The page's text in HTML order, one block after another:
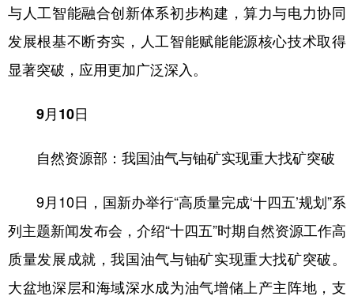
新疆 内蒙古 黑龙江
English Español Français عربى
Русский язык 日本語 한국어
与人工智能融合创新体系初步构建，算力与电力协同
发展根基不断夯实，人工智能赋能能源核心技术取得
显著突破，应用更加广泛深入。
9月10日
自然资源部：我国油气与铀矿实现重大找矿突破
9月10日，国新办举行“高质量完成‘十四五’规划”系
列主题新闻发布会，介绍“十四五”时期自然资源工作高
质量发展成就，我国油气与铀矿实现重大找矿突破。
大盆地深层和海域深水成为油气增储上产主阵地，支